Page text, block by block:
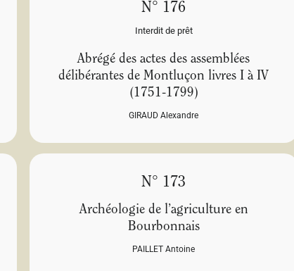
N° 176
Interdit de prêt
Abrégé des actes des assemblées
délibérantes de Montluçon livres I à IV
(1751-1799)
GIRAUD Alexandre
N° 173
Archéologie de l’agriculture en
Bourbonnais
PAILLET Antoine